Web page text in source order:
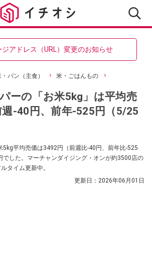
ジアドレス（URL）変更のお知らせ
パン（主食） 米・ごはんもの
パーの「お米5kg」は平均売
-40円、前年-525円（5/25
平均売価は3492円（前週比-40円、前年比-525
でした。マーチャンダイジング・オンが約3500店の
タイム更新中。
更新日： 2026年06月01日